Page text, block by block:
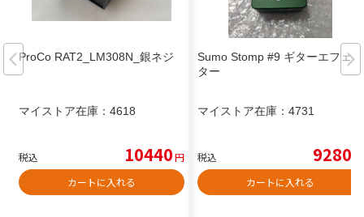
ProCo RAT2_LM308N_銀ネジ
マイストア在庫： 4618
税込 10440円
カートに入れる
Sumo Stomp #9 ギターエフェク
ター
マイストア在庫： 4731
税込 9280
カートに入れる